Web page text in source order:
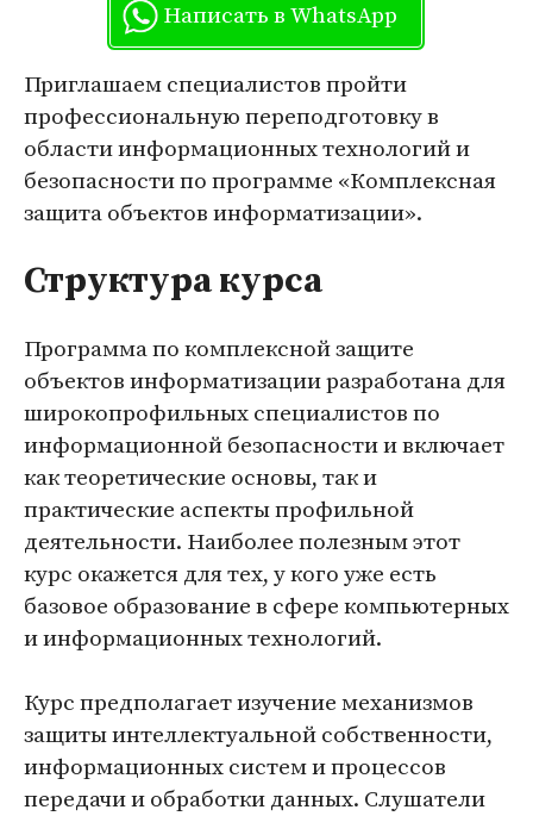
Написать в WhatsApp
Приглашаем специалистов пройти
профессиональную переподготовку в
области информационных технологий и
безопасности по программе «Комплексная
защита объектов информатизации».
Структура курса
Программа по комплексной защите
объектов информатизации разработана для
широкопрофильных специалистов по
информационной безопасности и включает
как теоретические основы, так и
практические аспекты профильной
деятельности. Наиболее полезным этот
курс окажется для тех, у кого уже есть
базовое образование в сфере компьютерных
и информационных технологий.
Курс предполагает изучение механизмов
защиты интеллектуальной собственности,
информационных систем и процессов
передачи и обработки данных. Слушатели